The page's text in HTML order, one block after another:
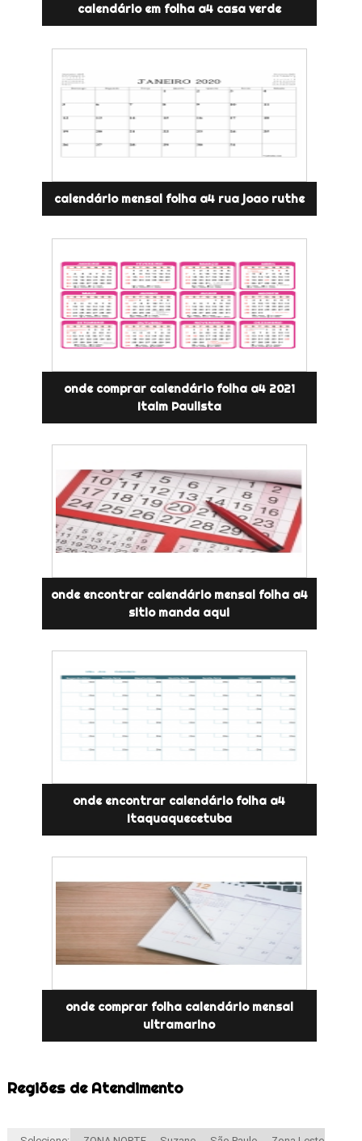
calendário em folha a4 casa verde
calendário mensal folha a4 rua joao ruthe
onde comprar calendário folha a4 2021
Itaim Paulista
onde encontrar calendário mensal folha a4
sitio manda aqui
onde encontrar calendário folha a4
Itaquaquecetuba
onde comprar folha calendário mensal
ultramarino
Regiões de Atendimento